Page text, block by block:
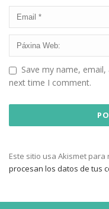
Save my name,
next time I comment.
Este sitio usa Akismet para
procesan los datos de tus